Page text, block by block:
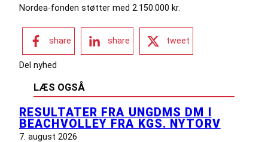
Nordea-fonden støtter med 2.150.000 kr.
share share tweet
Del nyhed
LÆS OGSÅ
RESULTATER FRA UNGDMS DM I
BEACHVOLLEY FRA KGS. NYTORV
7. august 2026